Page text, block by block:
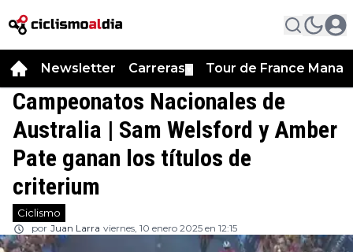
Newsletter Carreras Tour de France
Campeonatos Nacionales de
Australia | Sam Welsford y Amber
Pate ganan los títulos de
criterium
Ciclismo
por Juan Larra viernes, 10 enero 2025 en 12:15